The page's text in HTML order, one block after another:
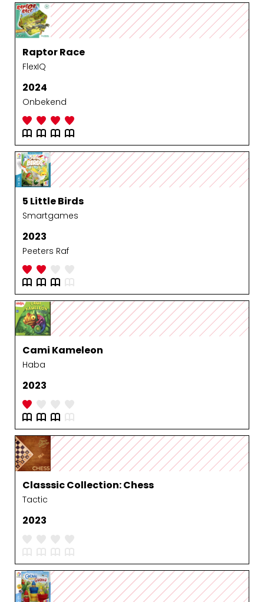
Raptor Race
FlexIQ
2024
Onbekend
5 Little Birds
Smartgames
2023
Peeters Raf
Cami Kameleon
Haba
2023
Classsic Collection: Chess
Tactic
2023